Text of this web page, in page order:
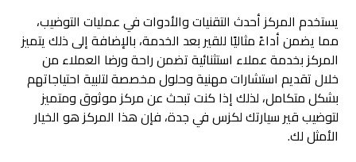
يستخدم المركز أحدث التقنيات والأدوات في عمليات التوضيب،
مما يضمن أداءً مثاليًا للقير بعد الخدمة، بالإضافة إلى ذلك يتميز
المركز بخدمة عملاء استثنائية تضمن راحة ورضا العملاء من
خلال تقديم استشارات مهنية وحلول مخصصة لتلبية احتياجاتهم
بشكل متكامل، لذلك إذا كنت تبحث عن مركز موثوق ومتميز
لتوضيب قير سيارتك لكزس في جدة، فإن هذا المركز هو الخيار
الأمثل لك.